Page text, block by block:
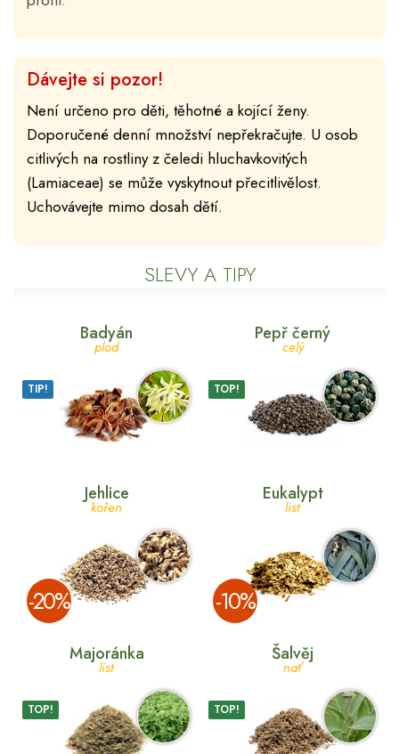
Dávejte si pozor!
Není určeno pro děti, těhotné a kojící ženy.
Doporučené denní množství nepřekračujte. U osob
citlivých na rostliny z čeledi hluchavkovitých
(Lamiaceae) se může vyskytnout přecitlivělost.
Uchovávejte mimo dosah dětí.
SLEVY A TIPY
Badyán
plod
TIP!
Pepř černý
celý
TOP!
Jehlice
kořen
­-20%
Eukalypt
list
­-10%
Majoránka
list
TOP!
Šalvěj
nať
TOP!